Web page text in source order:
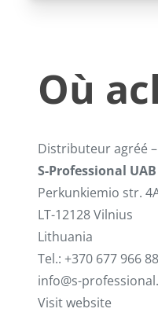
Où
Distributeur agréé
S-Professional
Perkunkiemio str.
LT-12128 Vilnius
Lithuania
Tel.: +370 677 966 88
info@s-
Visit website